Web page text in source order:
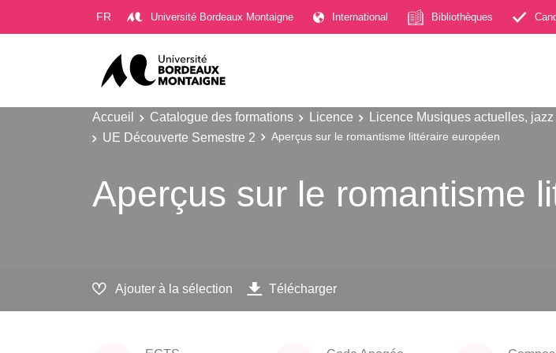
FR Université Bordeaux Montaigne International Bibliothèques
Accueil Catalogue des formations Licence Licence Musiques actuelles,
UE Découverte Semestre 2
Aperçus sur le romantisme littéraire européen
Aperçus sur le romantisme
Ajouter à la sélection Télécharger